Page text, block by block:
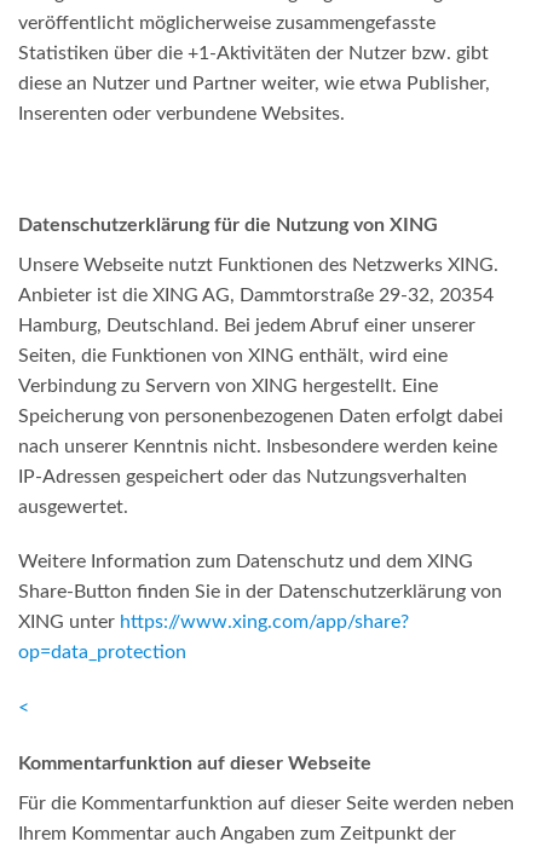
veröffentlicht möglicherweise zusammengefasste
Statistiken über die +1-Aktivitäten der Nutzer bzw. gibt
diese an Nutzer und Partner weiter, wie etwa Publisher,
Inserenten oder verbundene Websites.
Datenschutzerklärung für die Nutzung von XING
Unsere Webseite nutzt Funktionen des Netzwerks XING.
Anbieter ist die XING AG, Dammtorstraße 29-32, 20354
Hamburg, Deutschland. Bei jedem Abruf einer unserer
Seiten, die Funktionen von XING enthält, wird eine
Verbindung zu Servern von XING hergestellt. Eine
Speicherung von personenbezogenen Daten erfolgt dabei
nach unserer Kenntnis nicht. Insbesondere werden keine
IP-Adressen gespeichert oder das Nutzungsverhalten
ausgewertet.
Weitere Information zum Datenschutz und dem XING
Share-Button finden Sie in der Datenschutzerklärung von
XING unter https://www.xing.com/app/share?
op=data_protection
<
Kommentarfunktion auf dieser Webseite
Für die Kommentarfunktion auf dieser Seite werden neben
Ihrem Kommentar auch Angaben zum Zeitpunkt der